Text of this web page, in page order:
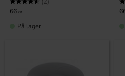
(2)
66 KR
På lager